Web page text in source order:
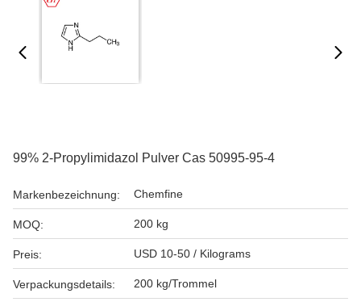
99% 2-Propylimidazol Pulver Cas 50995-95-4
Markenbezeichnung: Chemfine
MOQ: 200 kg
Preis: USD 10-50 / Kilograms
Verpackungsdetails: 200 kg/Trommel